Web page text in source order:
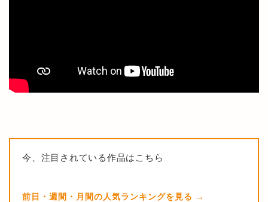
今、注目されている作品はこちら
前日・週間・月間の人気ランキングを見る